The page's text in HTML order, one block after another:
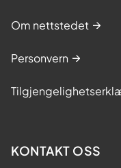
Om nettstedet
Personvern
KONTAKT OSS